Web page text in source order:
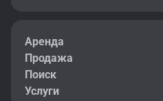
Аренда
Продажа
Поиск
Услуги